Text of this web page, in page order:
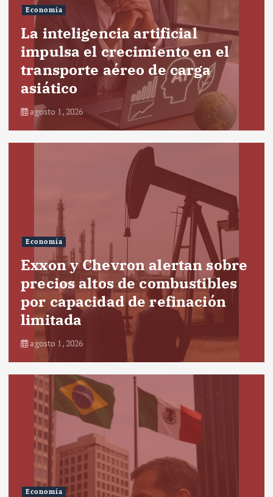
Economía
La inteligencia artificial
impulsa el crecimiento en el
transporte aéreo de carga
asiático
agosto 1, 2026
Economía
Exxon y Chevron alertan sobre
precios altos de combustibles
por capacidad de refinación
limitada
agosto 1, 2026
Economía